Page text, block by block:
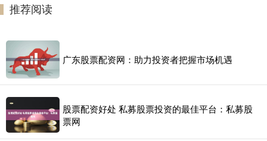
推荐阅读
广东股票配资网：助力投资者把握市场机遇
股票配资好处 私募股票投资的最佳平台：私募股
票网